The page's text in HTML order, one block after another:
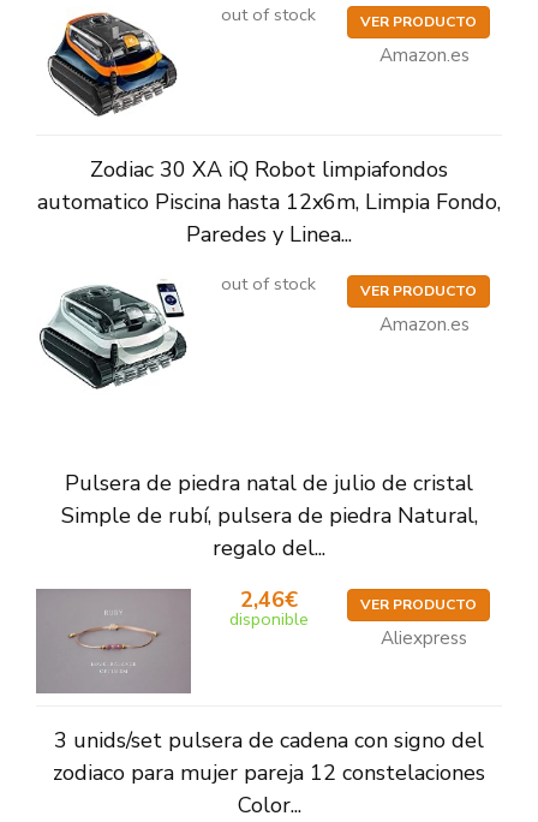
out of stock VER PRODUCTO
Amazon.es
Zodiac 30 XA iQ Robot limpiafondos
automatico Piscina hasta 12x6m, Limpia Fondo,
Paredes y Linea...
out of stock VER PRODUCTO
Amazon.es
Pulsera de piedra natal de julio de cristal
Simple de rubí, pulsera de piedra Natural,
regalo del...
2,46€
disponible
VER PRODUCTO
Aliexpress
3 unids/set pulsera de cadena con signo del
zodiaco para mujer pareja 12 constelaciones
Color...